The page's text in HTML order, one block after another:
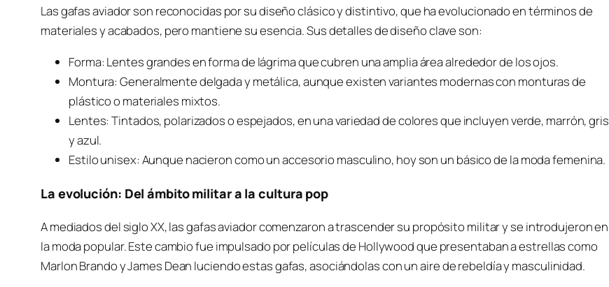
Las gafas aviador son reconocidas por su diseño clásico y distintivo, que ha evolucionado en términos de
materiales y acabados, pero mantiene su esencia. Sus detalles de diseño clave son:
Forma: Lentes grandes en forma de lágrima que cubren una amplia área alrededor de los ojos.
Montura: Generalmente delgada y metálica, aunque existen variantes modernas con monturas de
plástico o materiales mixtos.
Lentes: Tintados, polarizados o espejados, en una variedad de colores que incluyen verde, marrón, gris
y azul.
Estilo unisex: Aunque nacieron como un accesorio masculino, hoy son un básico de la moda femenina.
La evolución: Del ámbito militar a la cultura pop
A mediados del siglo XX, las gafas aviador comenzaron a trascender su propósito militar y se introdujeron en
la moda popular. Este cambio fue impulsado por películas de Hollywood que presentaban a estrellas como
Marlon Brando y James Dean luciendo estas gafas, asociándolas con un aire de rebeldía y masculinidad.